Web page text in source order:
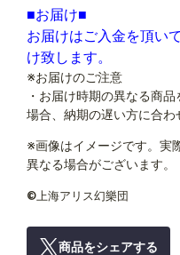
■お届け■
お届けはご入金を頂い
け致します。
※お届けのご注意
・お届け時期の異なる商
場合、納期の遅い方に合わ
※画像はイメージです。実
異なる場合がございます。
©上海アリス幻樂団
商品をシェアする